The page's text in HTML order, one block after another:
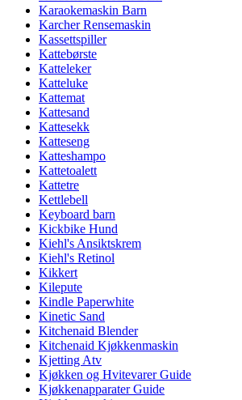
Karaokemaskin Barn
Karcher Rensemaskin
Kassettspiller
Kattebørste
Katteleker
Katteluke
Kattemat
Kattesand
Kattesekk
Katteseng
Katteshampo
Kattetoalett
Kattetre
Kettlebell
Keyboard barn
Kickbike Hund
Kiehl's Ansiktskrem
Kiehl's Retinol
Kikkert
Kilepute
Kindle Paperwhite
Kinetic Sand
Kitchenaid Blender
Kitchenaid Kjøkkenmaskin
Kjetting Atv
Kjøkken og Hvitevarer Guide
Kjøkkenapparater Guide